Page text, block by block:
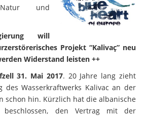
und
will
Projekt “Kalivaç” neu
Widerstand leisten ++
31. Mai 2017. 20 Jahre lang zieht
des Wasserkraftwerks Kalivac an der
schon hin. Kürzlich hat die albanische
beschlossen, den Vertrag mit der